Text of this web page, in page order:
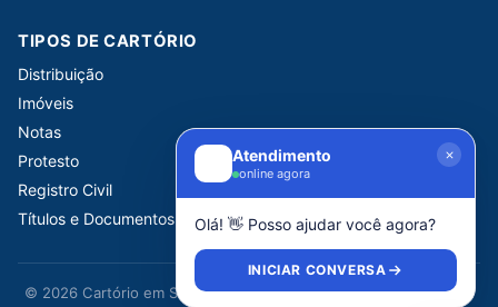
TIPOS DE CARTÓRIO
Distribuição
Imóveis
Notas
Protesto
Registro Civil
Títulos e Documentos
© 2026 Cartório em São Paulo. Portal informativo independente.
Atendimento
online agora
Olá! 👋 Posso ajudar você agora?
INICIAR CONVERSA